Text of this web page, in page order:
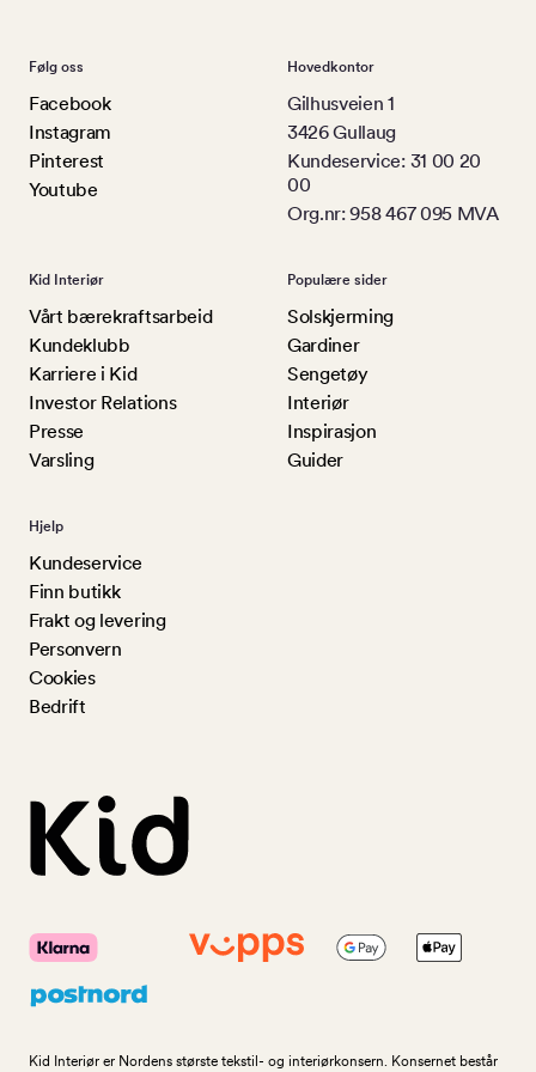
Følg oss
Facebook
Instagram
Pinterest
Youtube
Hovedkontor
Gilhusveien 1
3426 Gullaug
Kundeservice: 31 00 20
00
Org.nr: 958 467 095 MVA
Kid Interiør
Vårt bærekraftsarbeid
Kundeklubb
Karriere i Kid
Investor Relations
Presse
Varsling
Populære sider
Solskjerming
Gardiner
Sengetøy
Interiør
Inspirasjon
Guider
Hjelp
Kundeservice
Finn butikk
Frakt og levering
Personvern
Cookies
Bedrift
Kid Interiør er Nordens største tekstil- og interiørkonsern. Konsernet består